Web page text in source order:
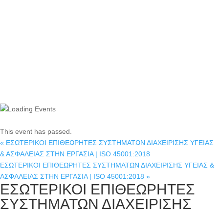
This event has passed.
« ΕΣΩΤΕΡΙΚΟΙ ΕΠΙΘΕΩΡΗΤΕΣ ΣΥΣΤΗΜΑΤΩΝ ΔΙΑΧΕΙΡΙΣΗΣ ΥΓΕΙΑΣ
& ΑΣΦΑΛΕΙΑΣ ΣΤΗΝ ΕΡΓΑΣΙΑ | ISO 45001:2018
ΕΣΩΤΕΡΙΚΟΙ ΕΠΙΘΕΩΡΗΤΕΣ ΣΥΣΤΗΜΑΤΩΝ ΔΙΑΧΕΙΡΙΣΗΣ ΥΓΕΙΑΣ &
ΑΣΦΑΛΕΙΑΣ ΣΤΗΝ ΕΡΓΑΣΙΑ | ISO 45001:2018 »
ΕΣΩΤΕΡΙΚΟΙ ΕΠΙΘΕΩΡΗΤΕΣ
ΣΥΣΤΗΜΑΤΩΝ ΔΙΑΧΕΙΡΙΣΗΣ